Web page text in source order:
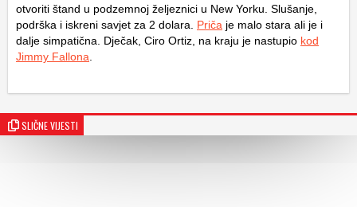
otvoriti štand u podzemnoj željeznici u New Yorku. Slušanje,
podrška i iskreni savjet za 2 dolara. Priča je malo stara ali je i
dalje simpatična. Dječak, Ciro Ortiz, na kraju je nastupio kod
Jimmy Fallona
SLIČNE VIJESTI